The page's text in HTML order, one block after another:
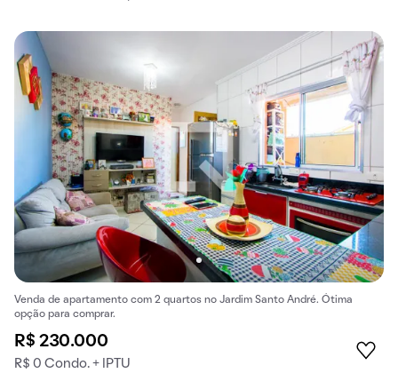
Venda de apartamento com 2 quartos no Jardim Santo André. Ótima
opção para comprar.
R$ 230.000
R$ 0 Condo. + IPTU